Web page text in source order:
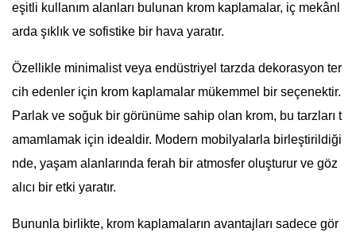
eşitli kullanım alanları bulunan krom kaplamalar, iç mekânl
arda şıklık ve sofistike bir hava yaratır.
Özellikle minimalist veya endüstriyel tarzda dekorasyon ter
cih edenler için krom kaplamalar mükemmel bir seçenektir.
Parlak ve soğuk bir görünüme sahip olan krom, bu tarzları t
amamlamak için idealdir. Modern mobilyalarla birleştirildiği
nde, yaşam alanlarında ferah bir atmosfer oluşturur ve göz
alıcı bir etki yaratır.
Bununla birlikte, krom kaplamaların avantajları sadece gör